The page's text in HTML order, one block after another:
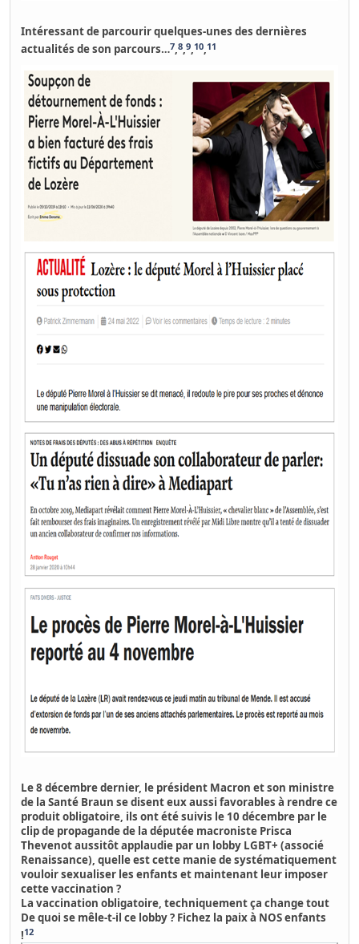
Intéressant de parcourir quelques-unes des dernières
actualités de son parcours…7,8,9,10,11
Le 8 décembre dernier, le président Macron et son ministre
de la Santé Braun se disent eux aussi favorables à rendre ce
produit obligatoire , ils ont été suivis le 10 décembre par le
clip de propagande de la députée macroniste Prisca
Thevenot aussitôt applaudie par un lobby LGBT+ (associé
Renaissance), quelle est cette manie de systématiquement
vouloir sexualiser les enfants et maintenant leur imposer
cette vaccination ?
La vaccination obligatoire, techniquement ça change tout
De quoi se mêle-t-il ce lobby ? Fichez la paix à NOS enfants
!12